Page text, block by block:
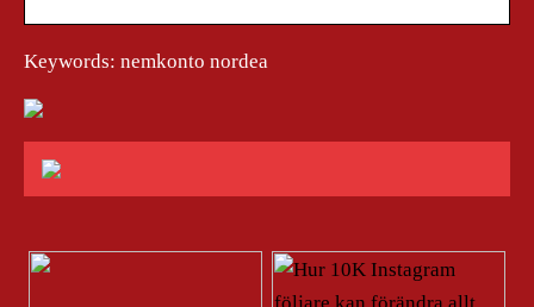
Keywords: nemkonto nordea